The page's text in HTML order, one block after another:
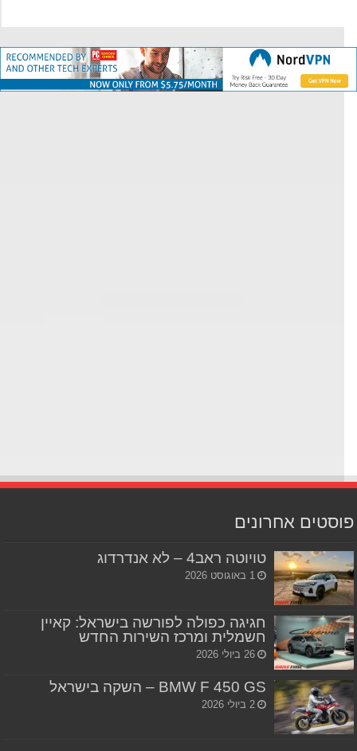
אחרונים
טויוטה ראב4 – לא אנדרדוג
1 באוגוסט 2026
חגיגה כפולה לפורשה בישראל: קאיין
חשמלית ומרכז השירות החדש
26 ביולי 2026
BMW F 450 GS – השקה בישראל
2 ביולי 2026